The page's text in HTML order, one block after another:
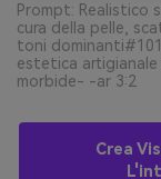
Prompt: Realistico
cura della pelle,
toni
estetica
morbide- -ar 3:2
Crea